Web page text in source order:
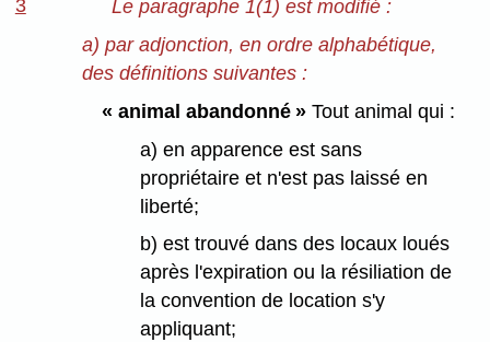
3
Le paragraphe 1(1) est modifié :
a) par adjonction, en ordre alphabétique,
des définitions suivantes :
« animal abandonné »Tout animal qui :
a) en apparence est sans
propriétaire et n'est pas laissé en
liberté;
b) est trouvé dans des locaux loués
après l'expiration ou la résiliation de
la convention de location s'y
appliquant;